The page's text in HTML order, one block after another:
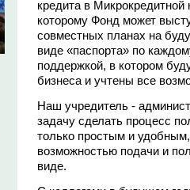
кредита в
которому Фонд может
совместных планах на
виде «паспорта» по
поддержкой, в котором
бизнеса и учтены все
Наш учредитель -
задачу сделать процесс
только простым и
возможностью подачи и
виде.